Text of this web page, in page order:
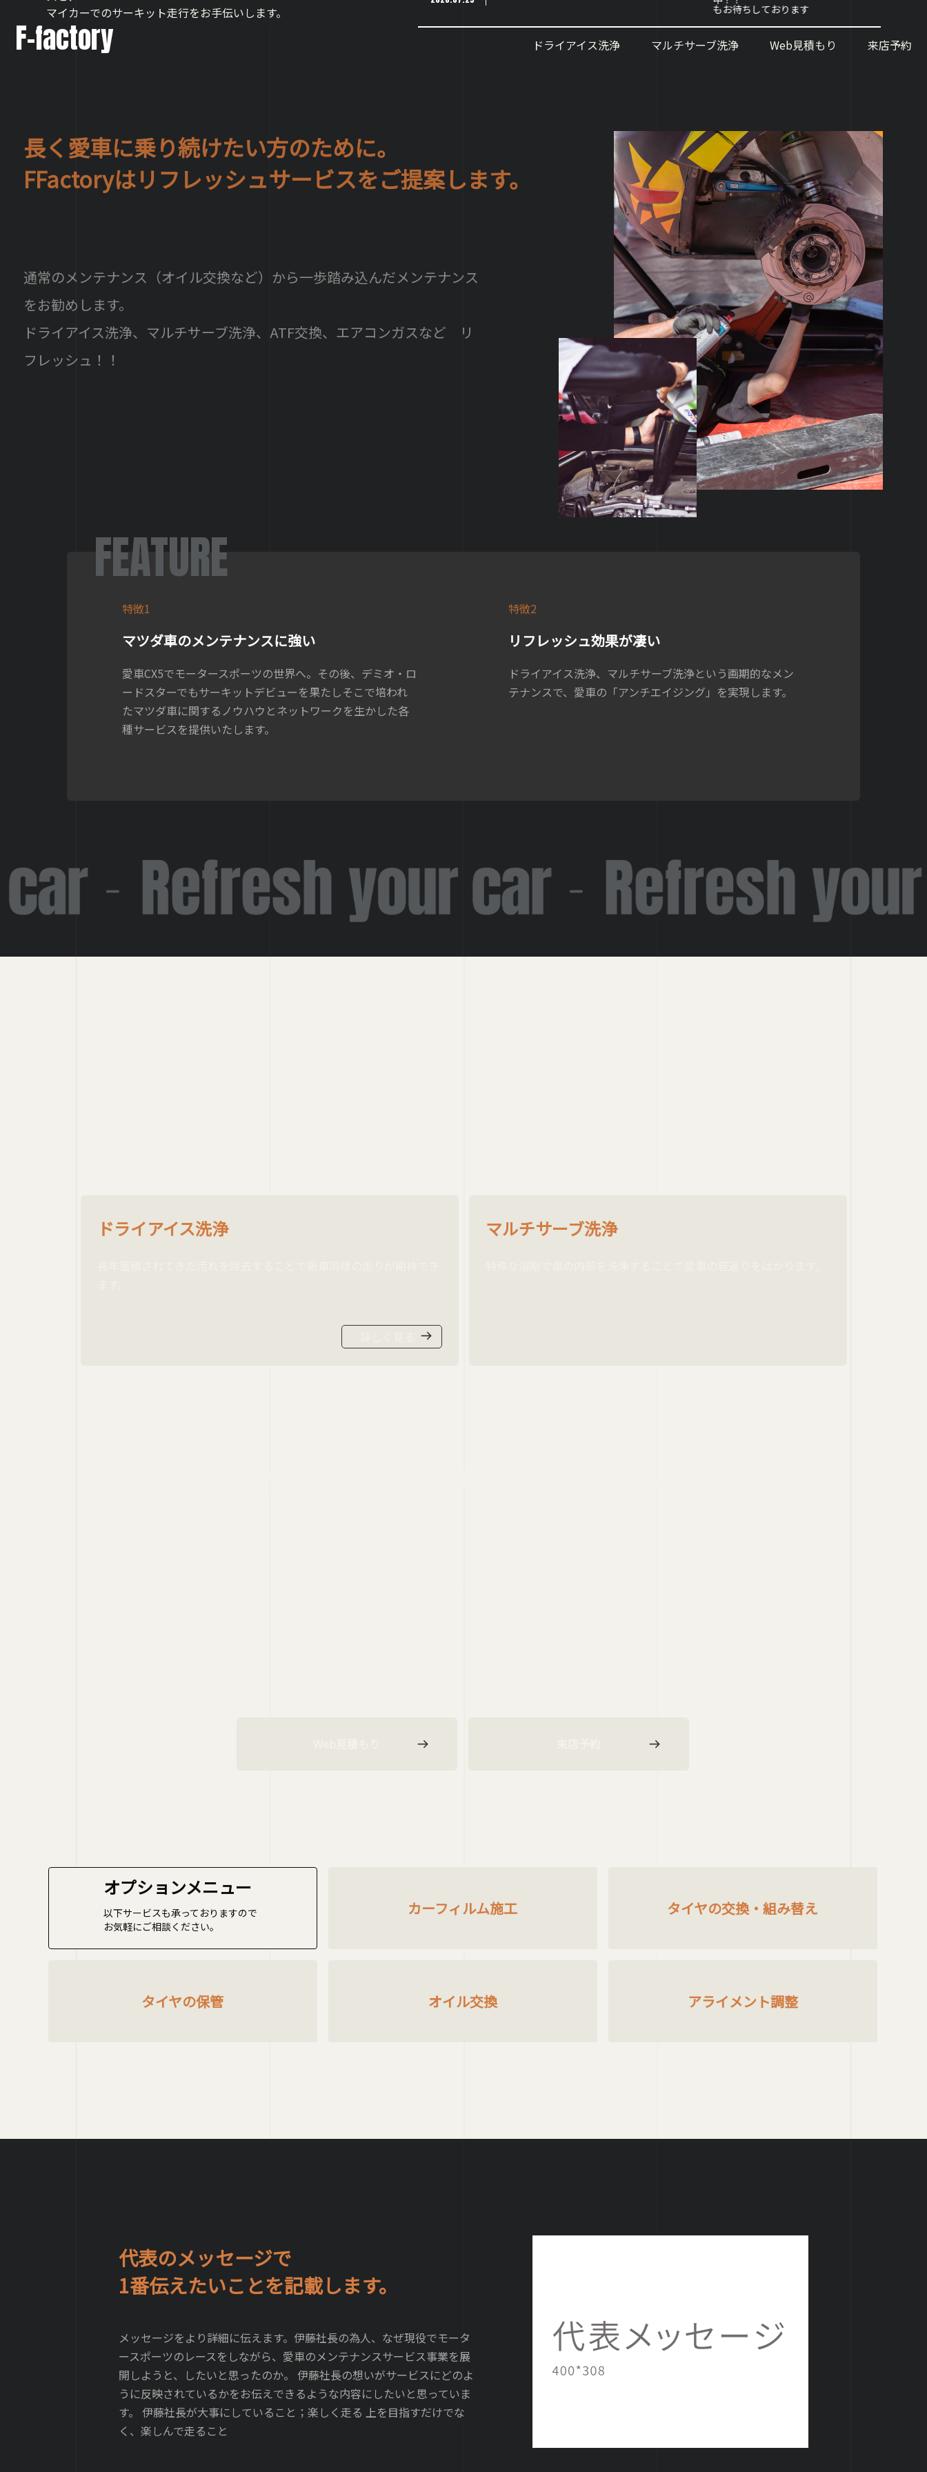
F-factory ドライアイス洗浄 マルチサーブ洗浄 Web見積もり 来店予約
マイカーでのサーキット走行をお手伝いします。 もお待ちしております
長く愛車に乗り続けたい方のために。
FFactoryはリフレッシュサービスをご提案します。
通常のメンテナンス（オイル交換など）から一歩踏み込んだメンテナンス
をお勧めします。
ドライアイス洗浄、マルチサーブ洗浄、ATF交換、エアコンガスなど リ
フレッシュ！！
FEATURE
特徴1
マツダ車のメンテナンスに強い
愛車CX5でモータースポーツの世界へ。その後、デミオ・ロ
ードスターでもサーキットデビューを果たしそこで培われ
たマツダ車に関するノウハウとネットワークを生かした各
種サービスを提供いたします。
特徴2
リフレッシュ効果が凄い
ドライアイス洗浄、マルチサーブ洗浄という画期的なメン
テナンスで、愛車の「アンチエイジング」を実現します。
ドライアイス洗浄 マルチサーブ洗浄
オプションメニュー
以下サービスも承っておりますので
お気軽にご相談ください。
カーフィルム施工 タイヤの交換・組み替え
タイヤの保管 オイル交換 アライメント調整
代表のメッセージで
1番伝えたいことを記載します。
メッセージをより詳細に伝えます。伊藤社長の為人、なぜ現役でモータ
ースポーツのレースをしながら、愛車のメンテナンスサービス事業を展
開しようと、したいと思ったのか。 伊藤社長の想いがサービスにどのよ
うに反映されているかをお伝えできるような内容にしたいと思っていま
す。 伊藤社長が大事にしていること；楽しく走る 上を目指すだけでな
く、楽しんで走ること